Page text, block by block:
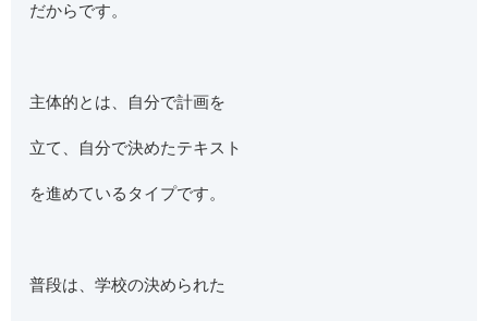
だからです。
主体的とは、自分で計画を
立て、自分で決めたテキスト
を進めているタイプです。
普段は、学校の決められた